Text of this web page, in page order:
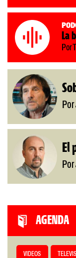
La
Por
El
AGENDA
VIDEOS